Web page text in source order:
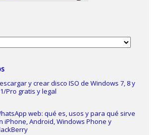
y crear disco ISO de Windows 7, 8 y
Pro gratis y legal
web: qué es, usos y para qué sirve
iPhone, Android, Windows Phone y